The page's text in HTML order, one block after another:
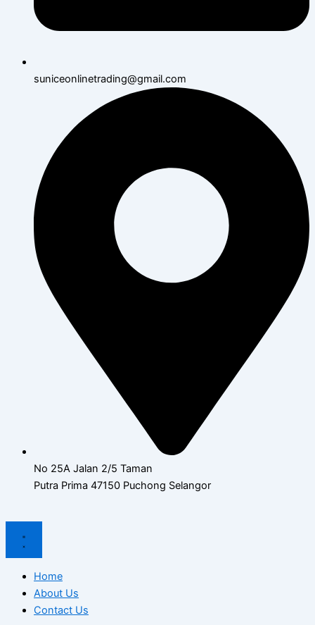
suniceonlinetrading@gmail.com
No 25A Jalan 2/5 Taman
Putra Prima 47150 Puchong Selangor
Home
About Us
Contact Us